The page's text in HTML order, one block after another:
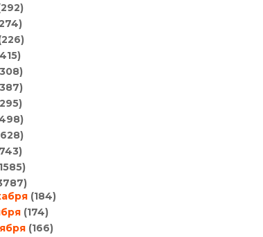
(184)
(174)
(166)